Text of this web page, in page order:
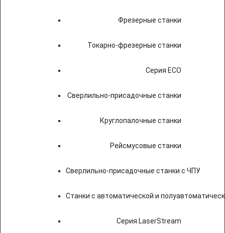
Фрезерные станки
Токарно-фрезерные станки
Серия ECO
Сверлильно-присадочные станки
Круглопалочные станки
Рейсмусовые станки
Сверлильно-присадочные станки с ЧПУ
Станки с автоматической и
Серия LaserStream